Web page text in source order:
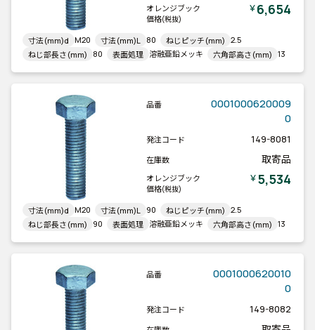
オレンジブック
価格(税抜)
￥6,654
寸法(mm)d M20 寸法(mm)L 80 ねじピッチ(mm) 2.5
ねじ部長さ(mm)
80 表面処理 溶融亜鉛メッキ 六角部高さ(mm) 13
品番
0001000620009
0
発注コード 149-8081
在庫数 取寄品
オレンジブック
価格(税抜)
￥5,534
寸法(mm)d M20 寸法(mm)L 90 ねじピッチ(mm) 2.5
ねじ部長さ(mm)
90 表面処理 溶融亜鉛メッキ 六角部高さ(mm) 13
品番
0001000620010
0
発注コード 149-8082